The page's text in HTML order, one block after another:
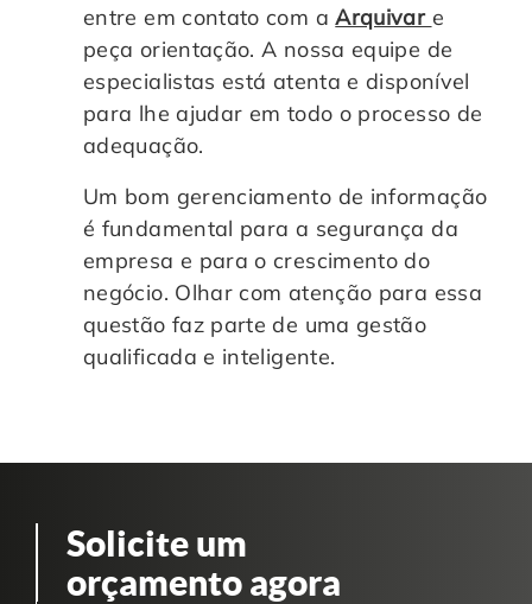
entre em contato com aArquivar e
peça orientação. A nossa equipe de
especialistas está atenta e disponível
para lhe ajudar em todo o processo de
adequação.
Um bom gerenciamento de informação
é fundamental para a segurança da
empresa e para o crescimento do
negócio. Olhar com atenção para essa
questão faz parte de uma gestão
qualificada e inteligente.
Solicite um
orçamento agora